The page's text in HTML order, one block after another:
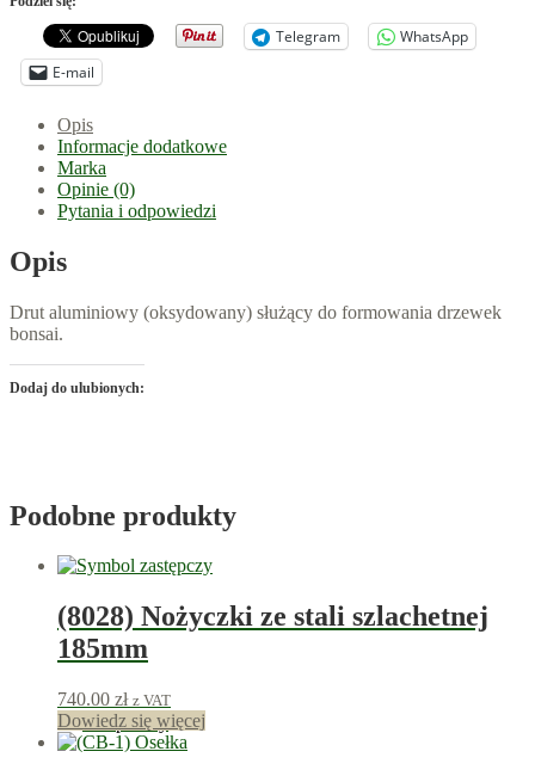
Telegram
WhatsApp
E-mail
Opis
Informacje dodatkowe
Marka
Opinie (0)
Pytania i odpowiedzi
Opis
Drut aluminiowy (oksydowany) służący do formowania drzewek
bonsai.
Dodaj do ulubionych:
Podobne produkty
(8028) Nożyczki ze stali szlachetnej
185mm
740.00 zł z VAT
740punkty
Dowiedz się więcej